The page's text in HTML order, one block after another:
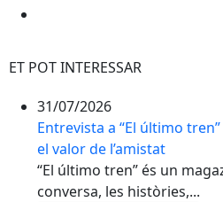
ET POT INTERESSAR
31/07/2026
Entrevista a “El último
el valor de l’amistat
“El último tren” és un
conversa, les històries,...